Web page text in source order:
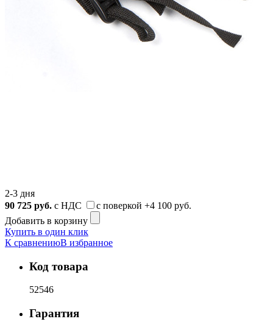
2-3 дня
90 725 руб. с НДС с поверкой +4 100 руб.
Добавить в корзину
Купить в один клик
К сравнениюВ избранное
Код товара
52546
Гарантия